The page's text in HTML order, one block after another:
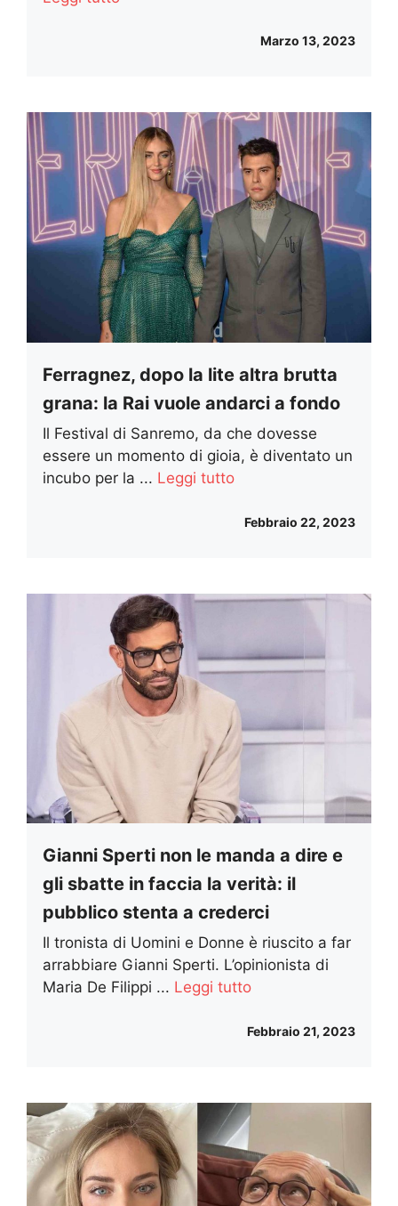
Marzo 13, 2023
Ferragnez, dopo la lite altra brutta
grana: la Rai vuole andarci a fondo
Il Festival di Sanremo, da che dovesse
essere un momento di gioia, è diventato un
incubo per la ... Leggi tutto
Febbraio 22, 2023
Gianni Sperti non le manda a dire e
gli sbatte in faccia la verità: il
pubblico stenta a crederci
Il tronista di Uomini e Donne è riuscito a far
arrabbiare Gianni Sperti. L’opinionista di
Maria De Filippi ... Leggi tutto
Febbraio 21, 2023